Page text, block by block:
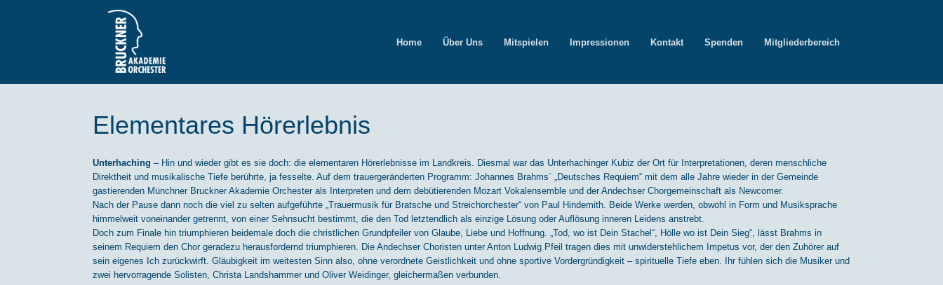
Home
Über Uns Mitspielen Impressionen Kontakt Spenden Mitgliederbereich
Elementares Hörerlebnis
Unterhaching – Hin und wieder gibt es sie doch: die elementaren Hörerlebnisse im Landkreis. Diesmal war das Unterhachinger Kubiz der Ort für Interpretationen, deren menschliche
Direktheit und musikalische Tiefe berührte, ja fesselte. Auf dem trauergeränderten Programm: Johannes Brahms` „Deutsches Requiem“ mit dem alle Jahre wieder in der Gemeinde
gastierenden Münchner Bruckner Akademie Orchester als Interpreten und dem debütierenden Mozart Vokalensemble und der Andechser Chorgemeinschaft als Newcomer.
Nach der Pause dann noch die viel zu selten aufgeführte „Trauermusik für Bratsche und Streichorchester“ von Paul Hindemith. Beide Werke werden, obwohl in Form und Musiksprache
himmelweit voneinander getrennt, von einer Sehnsucht bestimmt, die den Tod letztendlich als einzige Lösung oder Auflösung inneren Leidens anstrebt.
Doch zum Finale hin triumphieren beidemale doch die christlichen Grundpfeiler von Glaube, Liebe und Hoffnung. „Tod, wo ist Dein Stachel“, Hölle wo ist Dein Sieg“, lässt Brahms in
seinem Requiem den Chor geradezu herausfordernd triumphieren. Die Andechser Choristen unter Anton Ludwig Pfeil tragen dies mit unwiderstehlichem Impetus vor, der den Zuhörer auf
sein eigenes Ich zurückwirft. Gläubigkeit im weitesten Sinn also, ohne verordnete Geistlichkeit und ohne sportive Vordergründigkeit – spirituelle Tiefe eben. Ihr fühlen sich die Musiker und
zwei hervorragende Solisten, Christa Landshammer und Oliver Weidinger, gleichermaßen verbunden.